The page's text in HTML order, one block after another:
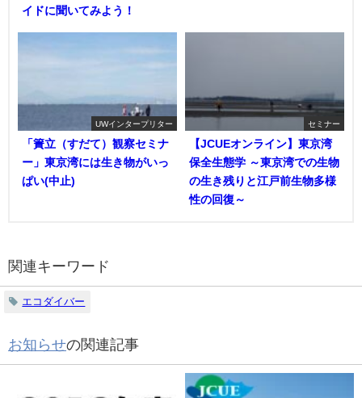
イドに聞いてみよう！
UWインタープリター
「簀立（すだて）観察セミナ
ー」東京湾には生き物がいっ
ぱい(中止)
セミナー
【JCUEオンライン】東京湾
保全生態学 ～東京湾での生物
の生き残りと江戸前生物多様
性の回復～
関連キーワード
エコダイバー
お知らせの関連記事